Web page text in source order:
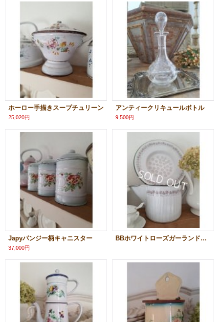
ホーロー手描きスープチュリーン
25,020円
アンティークリキュールボトル
9,500円
Japyパンジー柄キャニスター
37,000円
BBホワイトローズガーランドフロマージュツール